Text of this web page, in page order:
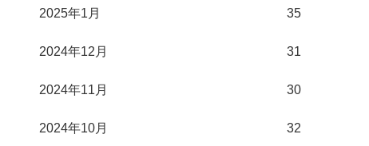
2025年1月 35
2024年12月 31
2024年11月 30
2024年10月 32